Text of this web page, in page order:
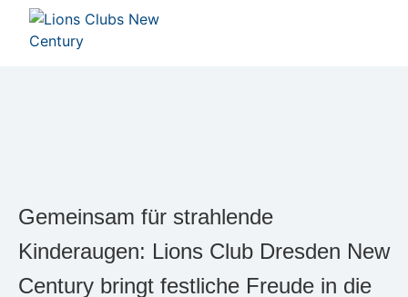
Gemeinsam für strahlende
Kinderaugen: Lions Club Dresden New
Century bringt festliche Freude in die